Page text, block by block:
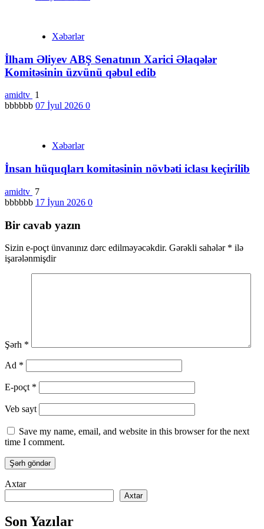
Xəbərlər
İlham Əliyev ABŞ Senatının Xarici Əlaqələr
Komitəsinin üzvünü qəbul edib
amidtv 1
bbbbbb 07 İyul 2026 0
Xəbərlər
İnsan hüquqları komitəsinin növbəti iclası keçirilib
amidtv 7
bbbbbb 17 İyun 2026 0
Bir cavab yazın
Sizin e-poçt ünvanınız dərc edilməyəcəkdir. Gərəkli sahələr * ilə
işarələnmişdir
Şərh *
Ad *
E-poçt *
Veb sayt
Save my name, email, and website in this browser for the next
time I comment.
Axtar
Axtar
Son Yazılar